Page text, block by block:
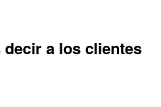
decir a los clientes